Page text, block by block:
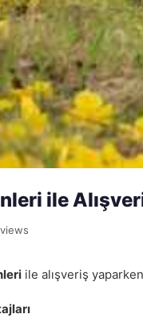
ile
ile alışveriş